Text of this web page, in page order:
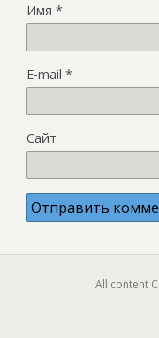
Имя *
E-mail *
Сайт
All content